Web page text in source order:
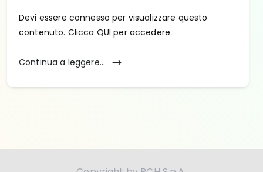
Devi essere connesso per visualizzare questo
contenuto. Clicca QUI per accedere.
Continua a leggere...